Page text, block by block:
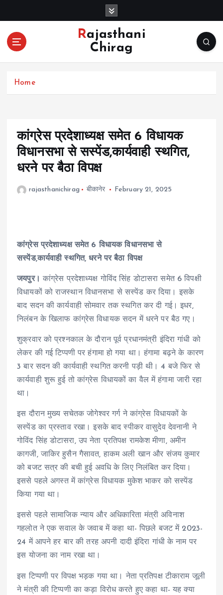
o
Rajasthani
Chirag
Home
कांग्रेस प्रदेशाध्यक्ष समेत 6 विधायक
विधानसभा से सस्पेंड,कार्यवाही स्थगित,
धरने पर बैठा विपक्ष
rajasthanichirag बीकानेर February 21, 2025
कांग्रेस प्रदेशाध्यक्ष समेत 6 विधायक विधानसभा से
सस्पेंड,कार्यवाही स्थगित, धरने पर बैठा विपक्ष
जयपुर। कांग्रेस प्रदेशाध्यक्ष गोविंद सिंह डोटासरा समेत 6 विपक्षी
विधायकों को राजस्थान विधानसभा से सस्पेंड कर दिया। इसके
बाद सदन की कार्यवाही सोमवार तक स्थगित कर दी गई। इधर,
निलंबन के खिलाफ कांग्रेस विधायक सदन में धरने पर बैठ गए।
शुक्रवार को प्रश्नकाल के दौरान पूर्व प्रधानमंत्री इंदिरा गांधी को
लेकर की गई टिप्पणी पर हंगामा हो गया था। हंगामा बढ़ने के कारण
3 बार सदन की कार्यवाही स्थगित करनी पड़ी थी। 4 बजे फिर से
कार्यवाही शुरू हुई तो कांग्रेस विधायकों का वैल में हंगामा जारी रहा
था।
इस दौरान मुख्य सचेतक जोगेश्वर गर्ग ने कांग्रेस विधायकों के
सस्पेंड का प्रस्ताव रखा। इसके बाद स्पीकर वासुदेव देवनानी ने
गोविंद सिंह डोटासरा, उप नेता प्रतिपक्ष रामकेश मीणा, अमीन
कागजी, जाकिर हुसैन गैसावत, हाकम अली खान और संजय कुमार
को बजट सत्र की बची हुई अवधि के लिए निलंबित कर दिया।
इससे पहले अगस्त में कांग्रेस विधायक मुकेश भाकर को सस्पेंड
किया गया था।
इससे पहले सामाजिक न्याय और अधिकारिता मंत्री अविनाश
गहलोत ने एक सवाल के जवाब में कहा था- पिछले बजट में 2023-
24 में आपने हर बार की तरह अपनी दादी इंदिरा गांधी के नाम पर
इस योजना का नाम रखा था।
इस टिप्पणी पर विपक्ष भड़क गया था। नेता प्रतिपक्ष टीकाराम जूली
ने मंत्री की टिप्पणी का कड़ा विरोध करते हुए कहा था- यह क्या